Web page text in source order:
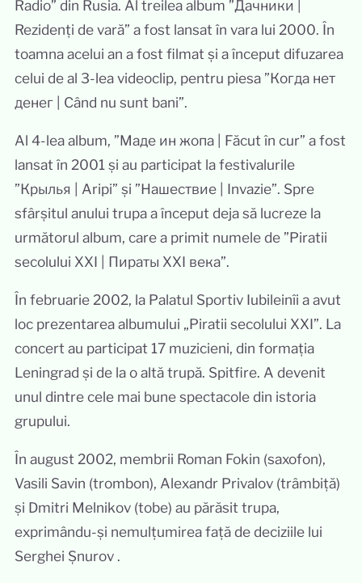
Radio” din Rusia. Al treilea album ”Дачники |
Rezidenți de vară” a fost lansat în vara lui 2000. În
toamna acelui an a fost filmat și a început difuzarea
celui de al 3-lea videoclip, pentru piesa ”Когда нет
денег | Când nu sunt bani”.
Al 4-lea album, ”Маде ин жопа | Făcut în cur” a fost
lansat în 2001 și au participat la festivalurile
”Крылья | Aripi” și ”Нашествие | Invazie”. Spre
sfârșitul anului trupa a început deja să lucreze la
următorul album, care a primit numele de ”Piratii
secolului XXI | Пираты XXI века”.
În februarie 2002, la Palatul Sportiv Iubileinîi a avut
loc prezentarea albumului „Piratii secolului XXI”. La
concert au participat 17 muzicieni, din formația
Leningrad și de la o altă trupă. Spitfire. A devenit
unul dintre cele mai bune spectacole din istoria
grupului.
În august 2002, membrii Roman Fokin (saxofon),
Vasili Savin (trombon), Alexandr Privalov (trâmbiță)
și Dmitri Melnikov (tobe) au părăsit trupa,
exprimându-și nemulțumirea față de deciziile lui
Serghei Șnurov .